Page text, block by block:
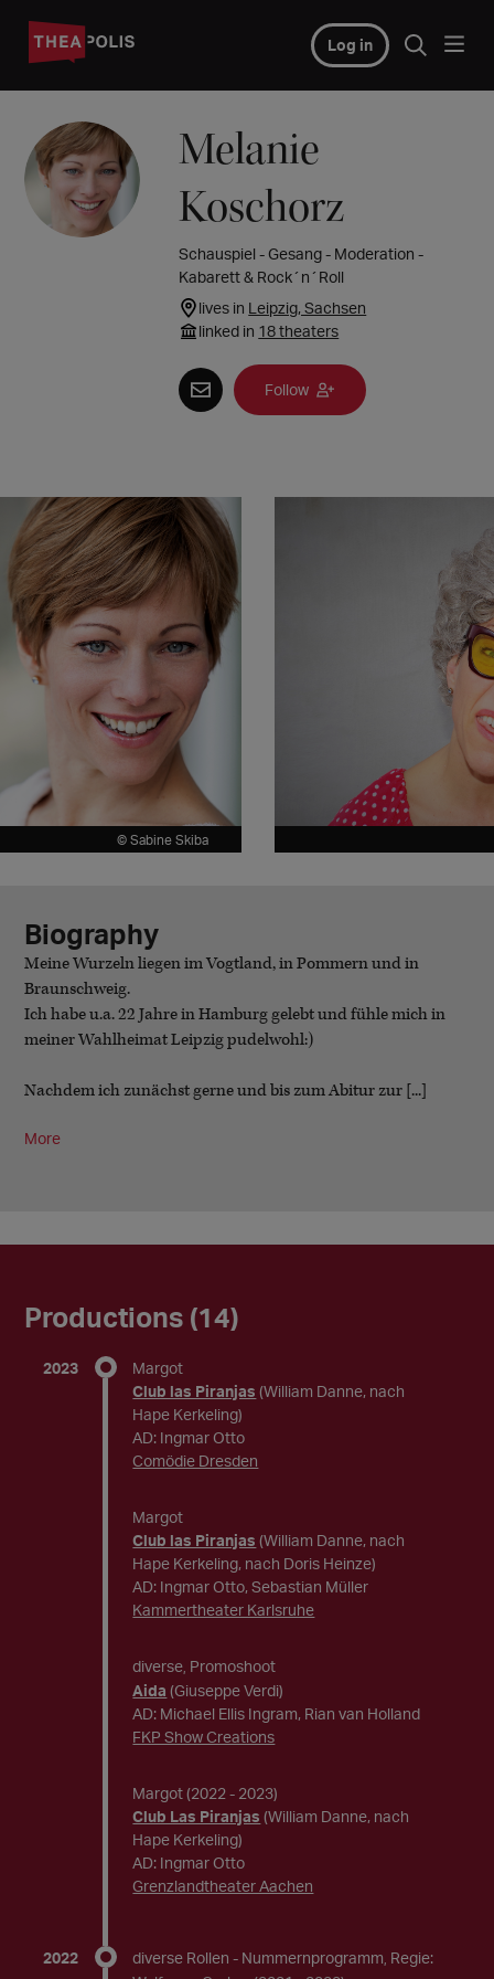
Log in
Melanie
Koschorz
Schauspiel - Gesang - Moderation -
Kabarett & Rock´n´Roll
lives in Leipzig, Sachsen
linked in 18 theaters
Follow
© Sabine Skiba
Biography
Meine Wurzeln liegen im Vogtland, in Pommern und in
Braunschweig.
Ich habe u.a. 22 Jahre in Hamburg gelebt und fühle mich in
meiner Wahlheimat Leipzig pudelwohl:)
Nachdem ich zunächst gerne und bis zum Abitur zur [...]
More
Productions (14)
2023
Margot
Club las Piranjas (William Danne, nach
Hape Kerkeling)
AD: Ingmar Otto
Comödie Dresden
Margot
Club las Piranjas (William Danne, nach
Hape Kerkeling, nach Doris Heinze)
AD: Ingmar Otto, Sebastian Müller
Kammertheater Karlsruhe
diverse, Promoshoot
Aida (Giuseppe Verdi)
AD: Michael Ellis Ingram, Rian van Holland
FKP Show Creations
Margot (2022 - 2023)
Club Las Piranjas (William Danne, nach
Hape Kerkeling)
AD: Ingmar Otto
Grenzlandtheater Aachen
2022 diverse Rollen - Nummernprogramm, Regie: